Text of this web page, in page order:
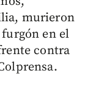
murieron
en el
contra